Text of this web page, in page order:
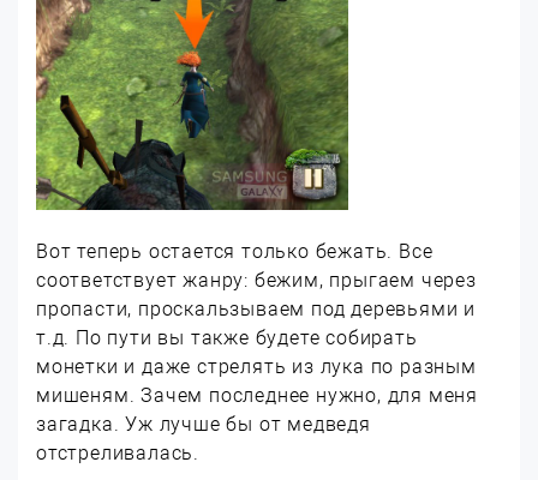
Вот теперь остается только бежать. Все
соответствует жанру: бежим, прыгаем через
пропасти, проскальзываем под деревьями и
т.д. По пути вы также будете собирать
монетки и даже стрелять из лука по разным
мишеням. Зачем последнее нужно, для меня
загадка. Уж лучше бы от медведя
отстреливалась.